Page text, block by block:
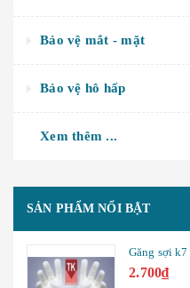
Bảo vệ mắt - mặt
Bảo vệ hô hấp
Xem thêm ...
SẢN PHẨM NỔI BẬT
Găng sợi k7
2.700₫